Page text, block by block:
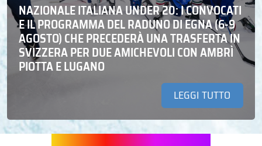
NAZIONALE ITALIANA UNDER 20: I CONVOCATI
E IL PROGRAMMA DEL RADUNO DI EGNA (6-9
AGOSTO) CHE PRECEDERÀ UNA TRASFERTA IN
SVIZZERA PER DUE AMICHEVOLI CON AMBRÌ
PIOTTA E LUGANO
LEGGI TUTTO